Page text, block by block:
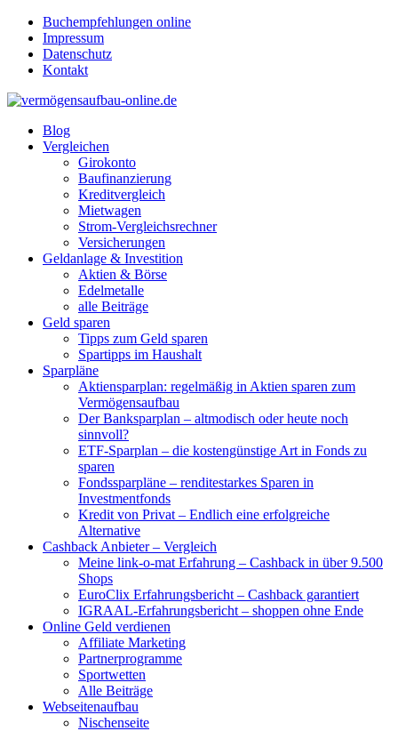
Buchempfehlungen online
Impressum
Datenschutz
Kontakt
Blog
Vergleichen
Girokonto
Baufinanzierung
Kreditvergleich
Mietwagen
Strom-Vergleichsrechner
Versicherungen
Geldanlage & Investition
Aktien & Börse
Edelmetalle
alle Beiträge
Geld sparen
Tipps zum Geld sparen
Spartipps im Haushalt
Sparpläne
Aktiensparplan: regelmäßig in Aktien sparen zum
Vermögensaufbau
Der Banksparplan – altmodisch oder heute noch
sinnvoll?
ETF-Sparplan – die kostengünstige Art in Fonds zu
sparen
Fondssparpläne – renditestarkes Sparen in
Investmentfonds
Kredit von Privat – Endlich eine erfolgreiche
Alternative
Cashback Anbieter – Vergleich
Meine link-o-mat Erfahrung – Cashback in über 9.500
Shops
EuroClix Erfahrungsbericht – Cashback garantiert
IGRAAL-Erfahrungsbericht – shoppen ohne Ende
Online Geld verdienen
Affiliate Marketing
Partnerprogramme
Sportwetten
Alle Beiträge
Webseitenaufbau
Nischenseite